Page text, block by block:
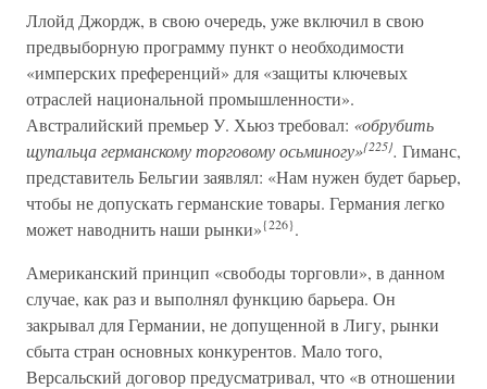
Ллойд Джордж, в свою очередь, уже включил в свою
предвыборную программу пункт о необходимости
«имперских преференций» для «защиты ключевых
отраслей национальной промышленности».
Австралийский премьер У. Хьюз требовал: «обрубить
щупальца германскому торговому осьминогу»{225}. Гиманс,
представитель Бельгии заявлял: «Нам нужен будет барьер,
чтобы не допускать германские товары. Германия легко
может наводнить наши рынки»{226}.
Американский принцип «свободы торговли», в данном
случае, как раз и выполнял функцию барьера. Он
закрывал для Германии, не допущенной в Лигу, рынки
сбыта стран основных конкурентов. Мало того,
Версальский договор предусматривал, что «в отношении